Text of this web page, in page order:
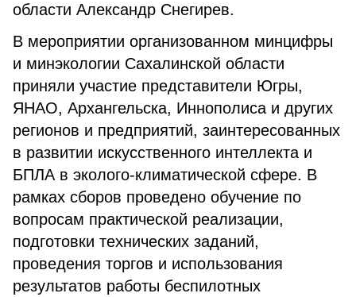
области Александр Снегирев.
В мероприятии организованном минцифры
и минэкологии Сахалинской области
приняли участие представители Югры,
ЯНАО, Архангельска, Иннополиса и других
регионов и предприятий, заинтересованных
в развитии искусственного интеллекта и
БПЛА в эколого-климатической сфере. В
рамках сборов проведено обучение по
вопросам практической реализации,
подготовки технических заданий,
проведения торгов и использования
результатов работы беспилотных